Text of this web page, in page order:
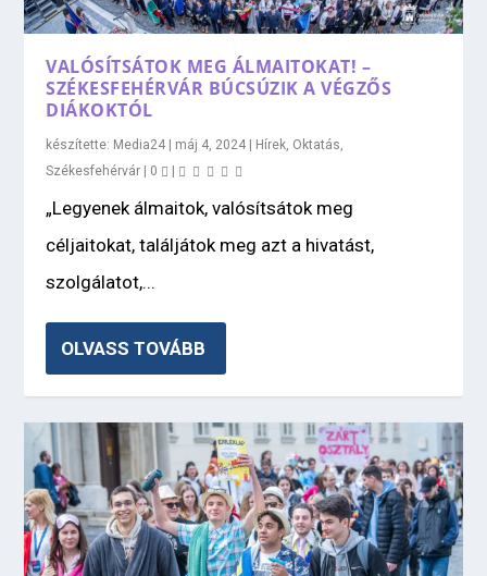
VALÓSÍTSÁTOK MEG ÁLMAITOKAT! –
SZÉKESFEHÉRVÁR BÚCSÚZIK A VÉGZŐS
DIÁKOKTÓL
készítette: Media24 | máj 4, 2024 | Hírek Oktatás
Székesfehérvár | 0 |
„Legyenek álmaitok, valósítsátok meg
céljaitokat, találjátok meg azt a hivatást,
szolgálatot,...
OLVASS TOVÁBB